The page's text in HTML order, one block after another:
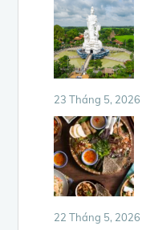
23 Tháng 5, 2026
22 Tháng 5, 2026